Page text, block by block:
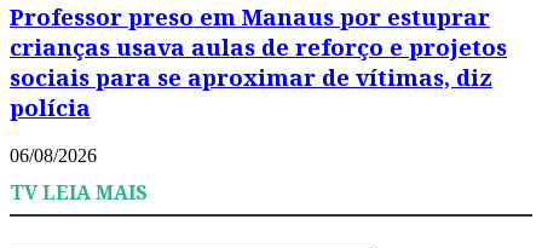
Professor preso em Manaus por estuprar
crianças usava aulas de reforço e projetos
sociais para se aproximar de vítimas, diz
polícia
06/08/2026
TV LEIA MAIS